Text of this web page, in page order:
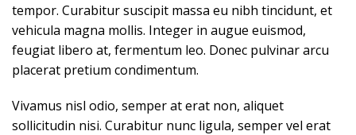
tempor. Curabitur suscipit massa eu nibh tincidunt, et
vehicula magna mollis. Integer in augue euismod,
feugiat libero at, fermentum leo. Donec pulvinar arcu
placerat pretium condimentum.
Vivamus nisl odio, semper at erat non, aliquet
sollicitudin nisi. Curabitur nunc ligula, semper vel erat